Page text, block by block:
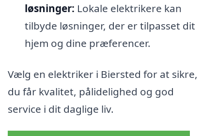
løsninger: Lokale elektrikere kan
tilbyde løsninger, der er tilpasset dit
hjem og dine præferencer.
Vælg en elektriker i Biersted for at sikre,
du får kvalitet, pålidelighed og god
service i dit daglige liv.